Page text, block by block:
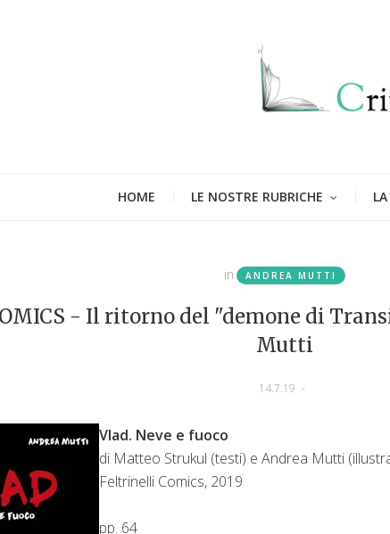
HOME LE NOSTRE RUBRICHE
in ANDREA MUTTI
- Il ritorno del "demone di
Mutti
14.7.19 -
Vlad. Neve e fuoco
di Matteo Strukul (testi) e Andrea Mutti
Feltrinelli Comics, 2019
pp. 64